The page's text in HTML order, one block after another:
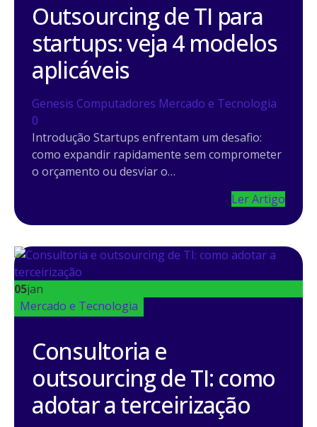
Outsourcing de TI para
startups: veja 4 modelos
aplicáveis
Genesis Computadores Mercado e Tecnologia
0
Introdução Startups enfrentam um desafio:
como expandir rapidamente sem comprometer
o orçamento ou desviar o…
Ler Artigo
05jan
Mercado e Tecnologia
Consultoria e
outsourcing de TI: como
adotar a terceirização